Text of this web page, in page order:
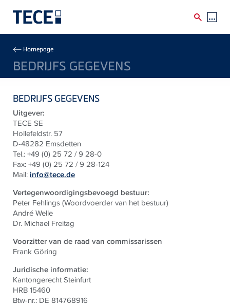
Breadcrumb
Homepage
BEDRIJFS GEGEVENS
BEDRIJFS GEGEVENS
Uitgever:
TECE SE
Hollefeldstr. 57
D-48282 Emsdetten
Tel.: +49 (0) 25 72 / 9 28-0
Fax: +49 (0) 25 72 / 9 28-124
Mail:info@tece.de
Vertegenwoordigingsbevoegd bestuur:
Peter Fehlings (Woordvoerder van het bestuur)
André Welle
Dr. Michael Freitag
Voorzitter van de raad van commissarissen
Frank Göring
Juridische informatie:
Kantongerecht Steinfurt
HRB 15460
Btw-nr.: DE 814768916